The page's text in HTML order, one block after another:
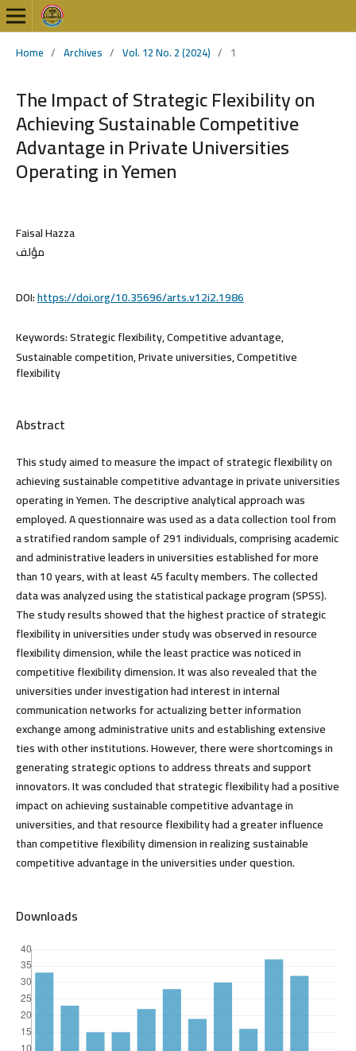
Home / Archives / Vol. 12 No. 2 (2024) / 1
The Impact of Strategic Flexibility on
Achieving Sustainable Competitive
Advantage in Private Universities
Operating in Yemen
Faisal Hazza
مؤلف
DOI:https://doi.org/10.35696/arts.v12i2.1986
Keywords:Strategic flexibility, Competitive advantage,
Sustainable competition, Private universities, Competitive
flexibility
Abstract
This study aimed to measure the impact of strategic flexibility on
achieving sustainable competitive advantage in private universities
operating in Yemen. The descriptive analytical approach was
employed. A questionnaire was used as a data collection tool from
a stratified random sample of 291 individuals, comprising academic
and administrative leaders in universities established for more
than 10 years, with at least 45 faculty members. The collected
data was analyzed using the statistical package program (SPSS).
The study results showed that the highest practice of strategic
flexibility in universities under study was observed in resource
flexibility dimension, while the least practice was noticed in
competitive flexibility dimension. It was also revealed that the
universities under investigation had interest in internal
communication networks for actualizing better information
exchange among administrative units and establishing extensive
ties with other institutions. However, there were shortcomings in
generating strategic options to address threats and support
innovators. It was concluded that strategic flexibility had a positive
impact on achieving sustainable competitive advantage in
universities, and that resource flexibility had a greater influence
than competitive flexibility dimension in realizing sustainable
competitive advantage in the universities under question.
Downloads